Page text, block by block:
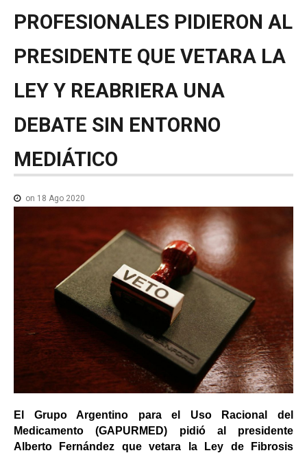
PROFESIONALES PIDIERON AL
PRESIDENTE QUE VETARA LA
LEY Y REABRIERA UNA
DEBATE SIN ENTORNO
MEDIÁTICO
on 18 Ago 2020
El Grupo Argentino para el Uso Racional del
Medicamento (GAPURMED) pidió al presidente
Alberto Fernández que vetara la Ley de Fibrosis